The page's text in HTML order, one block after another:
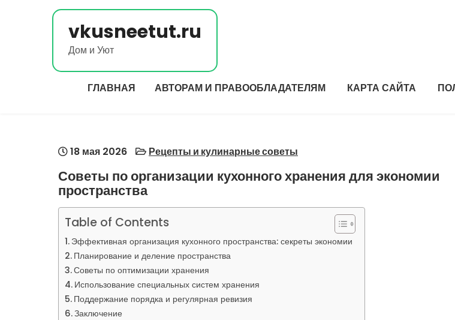
vkusneetut.ru
Дом и Уют
ГЛАВНАЯ АВТОРАМ И ПРАВООБЛАДАТЕЛЯМ КАРТА САЙТА
18 мая 2026 Рецепты и кулинарные советы
Советы по организации кухонного хранения для экономии
пространства
Table of Contents
Эффективная организация кухонного пространства: секреты экономии
Планирование и деление пространства
Советы по оптимизации хранения
Использование специальных систем хранения
Поддержание порядка и регулярная ревизия
Заключение